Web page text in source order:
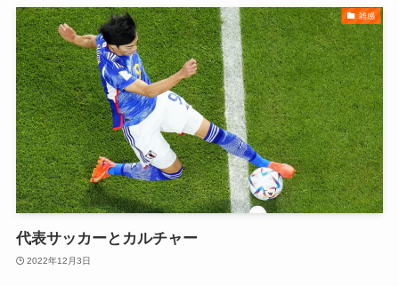
雑感
代表サッカーとカルチャー
2022年12月3日